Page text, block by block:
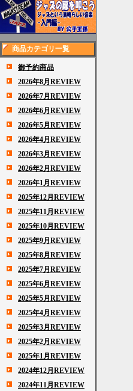
商品カテゴリ一覧
御予約商品
2026年8月REVIEW
2026年7月REVIEW
2026年6月REVIEW
2026年5月REVIEW
2026年4月REVIEW
2026年3月REVIEW
2026年2月REVIEW
2026年1月REVIEW
2025年12月REVIEW
2025年11月REVIEW
2025年10月REVIEW
2025年9月REVIEW
2025年8月REVIEW
2025年7月REVIEW
2025年6月REVIEW
2025年5月REVIEW
2025年4月REVIEW
2025年3月REVIEW
2025年2月REVIEW
2025年1月REVIEW
2024年12月REVIEW
2024年11月REVIEW